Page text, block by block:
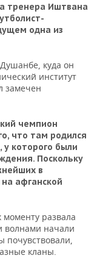
тренера Иштвана
одна из
куда он
институт
замечен
чемпион
что там родился
у которого были
Поскольку
в
афганской
моменту развала
волнами начали
почувствовали,
кланы.